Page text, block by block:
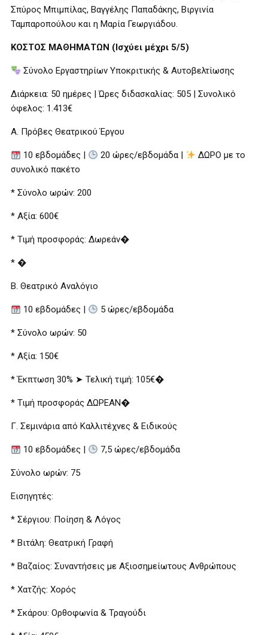
Σπύρος Μπιμπίλας, Βαγγέλης Παπαδάκης, Βιργινία
Ταμπαροπούλου και η Μαρία Γεωργιάδου.
ΚΟΣΤΟΣ ΜΑΘΗΜΑΤΩΝ (Ισχύει μέχρι 5/5)
Σύνολο Εργαστηρίων Υποκριτικής & Αυτοβελτίωσης
Διάρκεια: 50 ημέρες | Ώρες διδασκαλίας: 505 | Συνολικό
όφελος: 1.413€
Α. Πρόβες Θεατρικού Έργου
10 εβδομάδες | 20 ώρες/εβδομάδα |
ΔΩΡΟ με το
συνολικό πακέτο
* Σύνολο ωρών: 200
* Αξία: 600€
* Τιμή προσφοράς: Δωρεάν�
* �
Β. Θεατρικό Αναλόγιο
10 εβδομάδες | 5 ώρες/εβδομάδα
* Σύνολο ωρών: 50
* Αξία: 150€
* Έκπτωση 30% ➤ Τελική τιμή: 105€�
* Τιμή προσφοράς ΔΩΡΕΑΝ�
Γ. Σεμινάρια από Καλλιτέχνες & Ειδικούς
10 εβδομάδες | 7,5 ώρες/εβδομάδα
Σύνολο ωρών: 75
Εισηγητές:
* Σέργιου: Ποίηση & Λόγος
* Βιτάλη: Θεατρική Γραφή
* Βαζαίος: Συναντήσεις με Αξιοσημείωτους Ανθρώπους
* Χατζής: Χορός
* Σκάρου: Ορθοφωνία & Τραγούδι